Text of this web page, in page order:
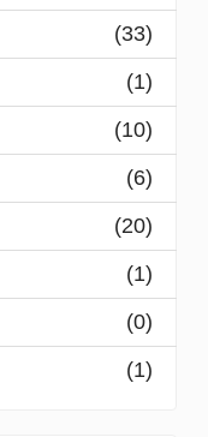
(33)
(1)
(10)
(6)
(20)
(1)
(0)
(1)